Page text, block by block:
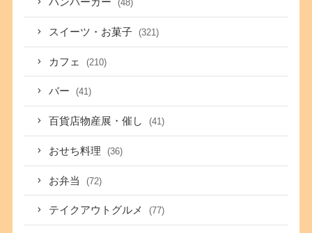
(48)
スイーツ・お菓子 (321)
カフェ (210)
バー (41)
百貨店物産展・催し (41)
おせち料理 (36)
お弁当 (72)
テイクアウトグルメ (77)